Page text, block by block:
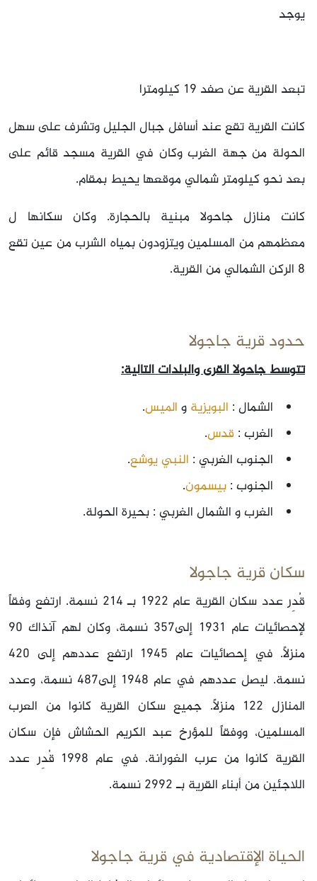
يوجد
تبعد القرية عن صفد 19 كيلومترا
كانت القرية تقع عند أسافل جبال الجليل وتشرف على سهل
الحولة من جهة الغرب وكان في القرية مسجد قائم على
بعد نحو كيلومتر شمالي موقعها يحيط بمقام.
كانت منازل جاحولا مبنية بالحجارة. وكان سكانها ل
معظمهم من المسلمين ويتزودون بمياه الشرب من عين تقع
8 الركن الشمالي من القرية.
حدود قرية جاجولا
تتوسط جاحولا القرى والبلدات التالية:
الشمال : البويزية و الميس.
الغرب : قدس.
الجنوب الغربي : النبي يوشع.
الجنوب : بيسمون.
الغرب و الشمال الغربي : بحيرة الحولة.
سكان قرية جاجولا
قُدِر عدد سكان القرية عام 1922 بـ 214 نسمة. ارتفع وفقاً
لإحصائيات عام 1931 إلى357 نسمة، وكان لهم آنذاك 90
منزلاً. في إحصائيات عام 1945 ارتفع عددهم إلى 420
نسمة. ليصل عددهم في عام 1948 إلى487 نسمة، وعدد
المنازل 122 منزلاً. جميع سكان القرية كانوا من العرب
المسلمين، ووفقاً للمؤرخ عبد الكريم الحشاش فإن سكان
القرية كانوا من عرب الغورانة. في عام 1998 قُدِر عدد
اللاجئين من أبناء القرية بـ 2992 نسمة.
الحياة الإقتصادية في قرية جاجولا